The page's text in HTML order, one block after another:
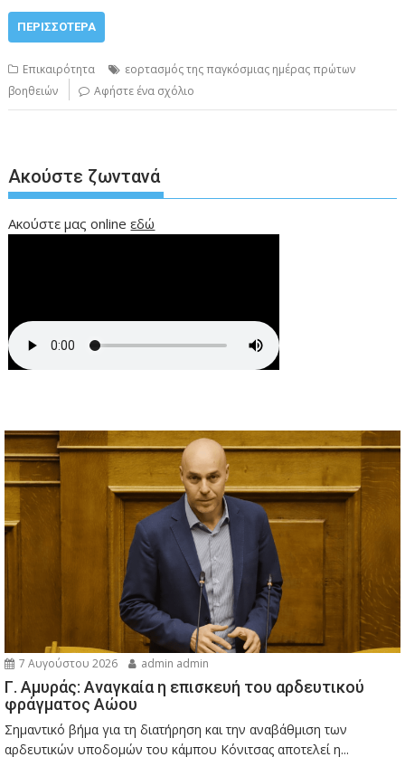
ΠΕΡΙΣΣΌΤΕΡΑ
Επικαιρότητα
εορτασμός της παγκόσμιας ημέρας πρώτων
βοηθειών
Αφήστε ένα σχόλιο
Ακούστε ζωντανά
Ακούστε μας onlineεδώ
7 Αυγούστου 2026 admin admin
Γ. Αμυράς: Αναγκαία η επισκευή του αρδευτικού
φράγματος Αώου
Σημαντικό βήμα για τη διατήρηση και την αναβάθμιση των
αρδευτικών υποδομών του κάμπου Κόνιτσας αποτελεί η...